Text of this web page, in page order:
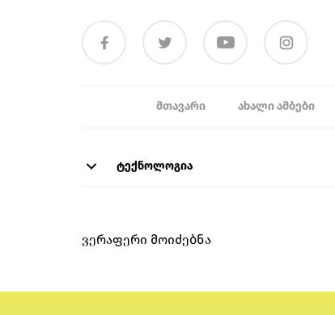
ᲛᲗᲐᲕᲐᲠᲘ ᲐᲮᲐᲚᲘ ᲐᲛᲑᲔᲑᲘ
ტექნოლოგია
ვერაფერი მოიძებნა